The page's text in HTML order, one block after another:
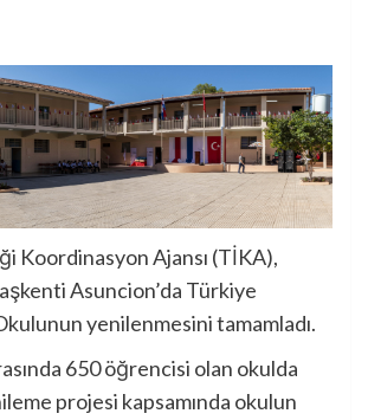
Koordinasyon Ajansı (TİKA),
Asuncion’da Türkiye
yenilenmesini tamamladı.
650 öğrencisi olan okulda
projesi kapsamında okulun